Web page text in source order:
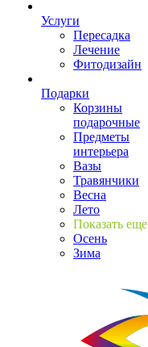
Услуги
Пересадка
Лечение
Фитодизайн
Подарки
Корзины
подарочные
Предметы
интерьера
Вазы
Травянчики
Весна
Лето
Показать еще
Осень
Зима